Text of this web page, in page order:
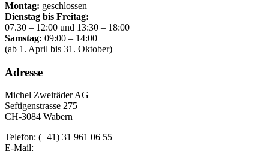
Montag: geschlossen
Dienstag bis Freitag:
07.30 – 12:00 und 13:30 – 18:00
Samstag: 09:00 – 14:00
(ab 1. April bis 31. Oktober)
Adresse
Michel Zweiräder AG
Seftigenstrasse 275
CH-3084 Wabern
Telefon: (+41) 31 961 06 55
E-Mail: